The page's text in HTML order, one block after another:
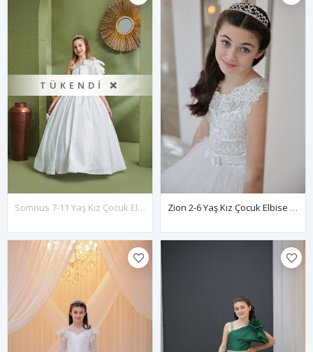
TÜKENDI ❌
Somnus 7-11 Yaş Kız Çocuk Elbise 30156 Kırık Beyaz Zion 2-6 Yaş Kız Çocuk Elbise 20105 Kırık Beyaz